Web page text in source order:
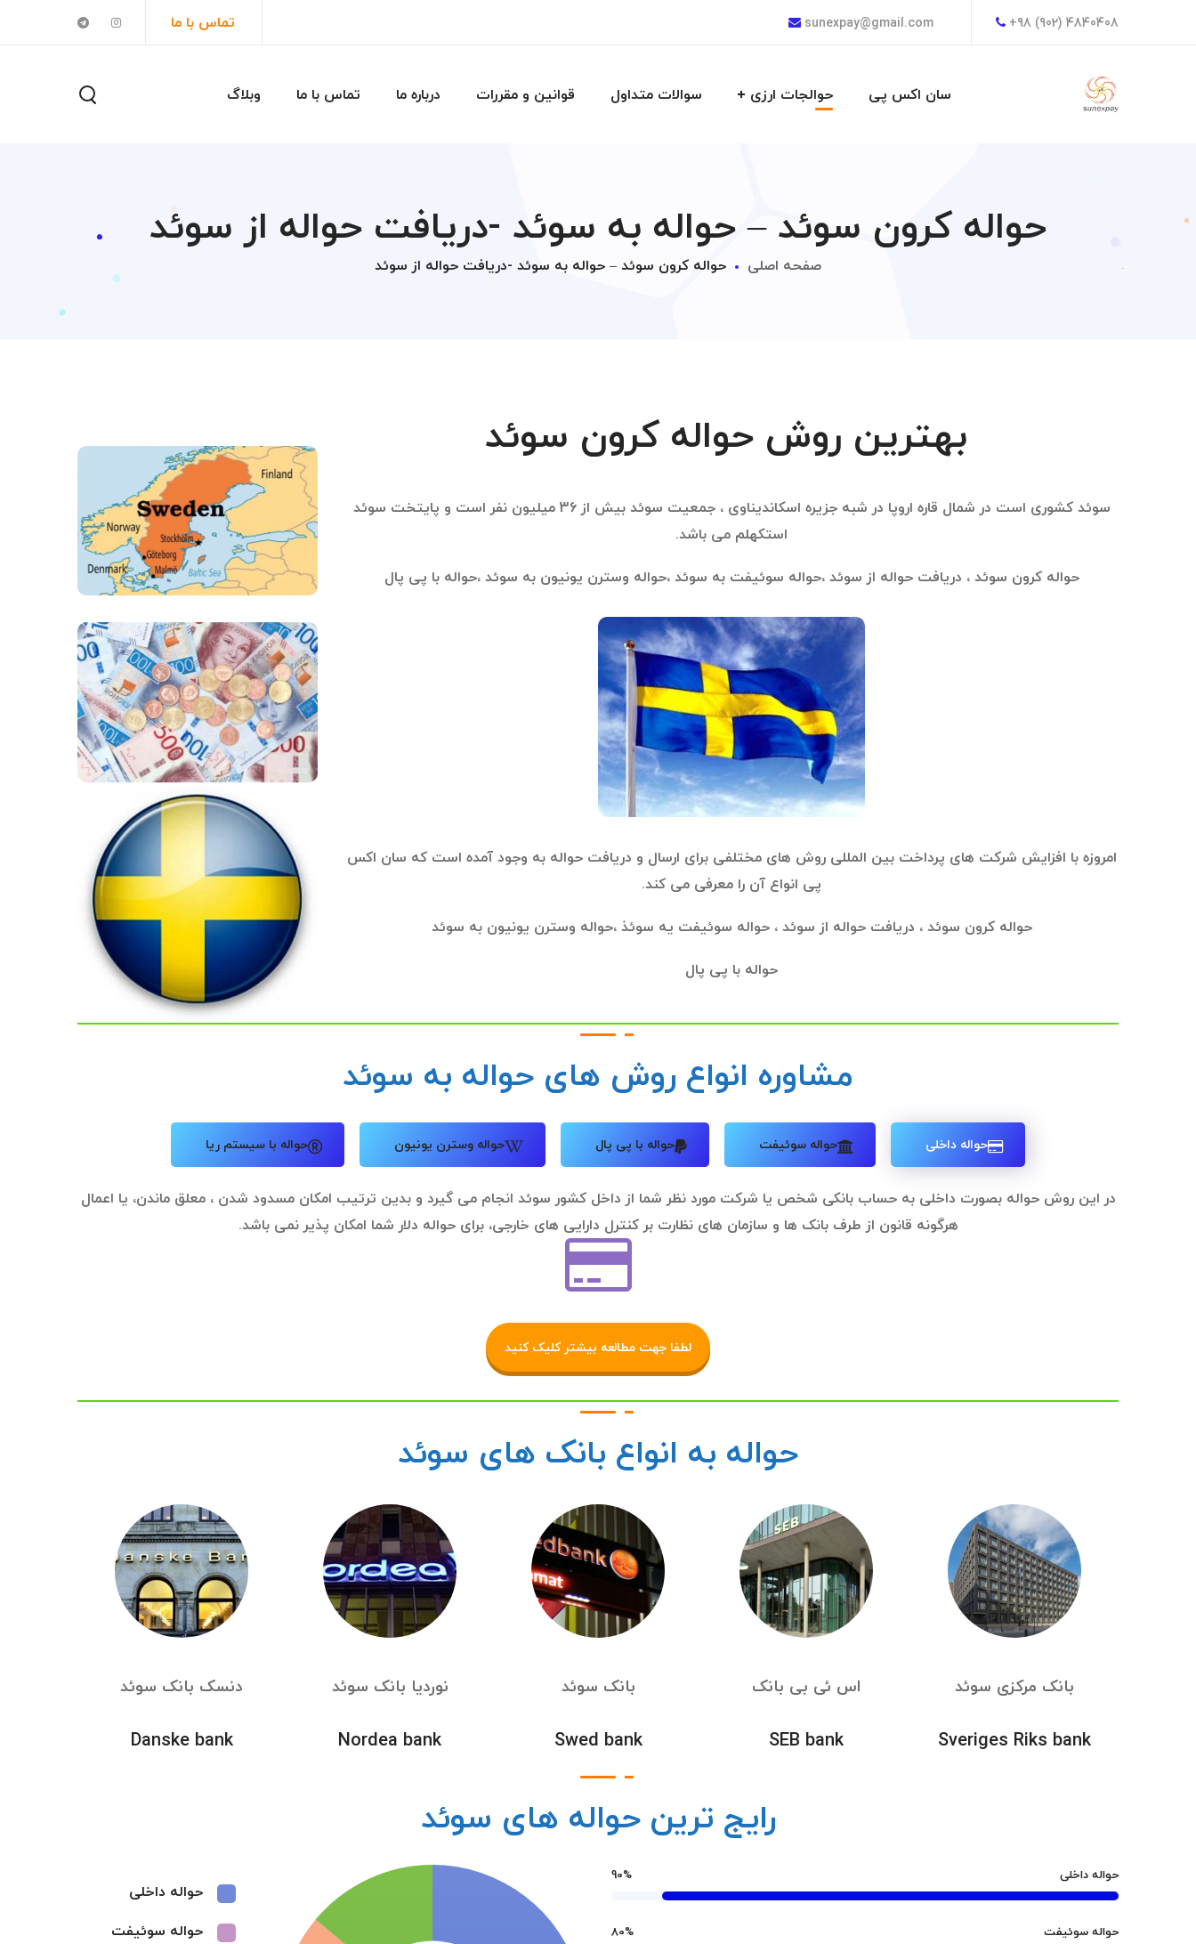
sunexpay@gmail.com +98 (902) 4840408 تماس با ما
سان اکس پی حوالجات ارزی سوالات متداول قوانین و مقررات درباره ما تماس با ما وبلاگ
حواله کرون سوئد – حواله به سوئد -دریافت حواله از سوئد
صفحه اصلی حواله کرون سوئد – حواله به سوئد -دریافت حواله از سوئد
بهترین روش حواله کرون سوئد
سوئد کشوری است در شمال قاره اروپا در شبه جزیره اسکاندیناوی ، جمعیت سوئد بیش از 36 میلیون نفر است و پایتخت سوئد
استکهلم می باشد.
حواله کرون سوئد ، دریافت حواله از سوئد ،حواله سوئیفت به سوئد ،حواله وسترن یونیون به سوئد ،حواله با پی پال
امروزه با افزایش شرکت های پرداخت بین المللی روش های مختلفی برای ارسال و دریافت حواله به وجود آمده است که سان اکس
پی انواع آن را معرفی می کند.
حواله کرون سوئد ، دریافت حواله از سوئد ، حواله سوئیفت یه سوئذ ،حواله وسترن یونیون به سوئد
حواله با پی پال
مشاوره انواع روش های حواله به سوئد
حواله داخلی حواله سوئیفت حواله با پی پال حواله وسترن یونیون حواله با سیستم ریا
در این روش حواله بصورت داخلیبه حساب بانکی شخص یا شرکت مورد نظر شما از داخل کشور سوئد انجام می گیرد و بدین ترتیب امکان مسدود شدن ، معلق ماندن، یا اعمال
هرگونه قانون از طرف بانک ها و سازمان های نظارت بر کنترل دارایی های خارجی، برای حواله دلار شما امکان پذیر نمی باشد.
لطفا جهت مطالعه بیشتر کلیک کنید
حواله به انواع بانک های سوئد
دنسک بانک سوئد
Danske bank
نوردیا بانک سوئد
Nordea bank
بانک سوئد
Swed bank
اس ئی بی بانک
SEB bank
بانک مرکزی سوئد
Sveriges Riks bank
رایج ترین حواله های سوئد
حواله داخلی
حواله سوئیفت
حواله داخلی 90%
حواله سوئیفت 80%